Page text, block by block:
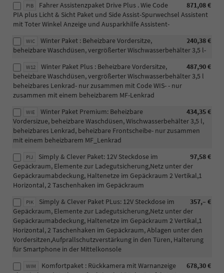
PIB 871,08 €
Fahrer Assistenzpaket Drive Plus . Wie Code
PIA plus Licht & Sicht Paket und Side Assist-Spurwechsel Assistent
mit Toter Winkel Anzeige und Ausparkhilfe Assistent-
WIC 240,38 €
Winter Paket : Beheizbare Vordersitze,
beheizbare Waschdüsen, vergrößerter Wischwasserbehälter 3,5 l-
W12 487,90 €
Winter Paket Plus : Beheizbare Vordersitze,
beheizbare Waschdüsen, vergrößerter Wischwasserbehälter 3,5 l
beheizbares Lenkrad- nur zusammen mit Code WIS- - nur
zusammen mit einem beheizbarem MF-Lenkrad
WIE 434,35 €
Winter Paket Premium: Beheizbare
Vordersizue, beheizbare Waschdüsen, Wischwasserbehälter 3,5 l,
beheizbares Lenkrad, beheizbare Frontscheibe- nur zusammen
mit einem beheizbarem MF_Lenkrad
PIJ 97,58 €
Simply & Clever Paket: 12V Steckdose im
Gepäckraum, Elemente zur Ladegutsicherung,Netz unter der
Gepäckraumabdeckung, Haltenetze im Gepäckraum 2 Vertikal,1
Horizontal, 2 Taschenhaken im Gepäckraum
PIK 357,– €
Simply & Clever Paket PLus: 12V Steckdose im
Gepäckraum, Elemente zur Ladegutsicherung,Netz unter der
Gepäckraumabdeckung, Haltenetze im Gepäckraum 2 Vertikal,1
Horizontal, 2 Taschenhaken im Gepäckraum, Ablagen unter den
Vordersitzen,Aufprallschutzverstärkung in den Türen, Halterung
für Smartphone in der Mittelkonsole
WIM 678,30 €
Komfortpaket : Rückkamera mit Warnanzeige